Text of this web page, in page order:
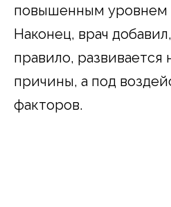
повышенным уровнем
Наконец, врач
правило, развивается
причины, а под
факторов.